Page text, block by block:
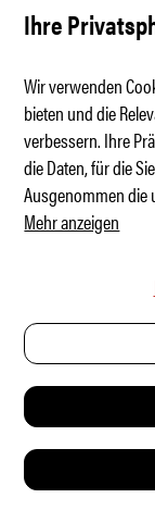
Der
Ihre
Wir verwenden
bieten und die
verbessern. Ihre
die Daten, für die
Ausgenommen
Mehr anzeigen